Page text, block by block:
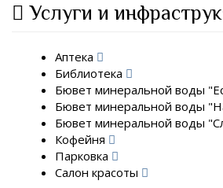
Услуги и
Аптека
Библиотека
Бювет минеральной воды
Бювет минеральной воды
Бювет минеральной воды
Кофейня
Парковка
Салон красоты